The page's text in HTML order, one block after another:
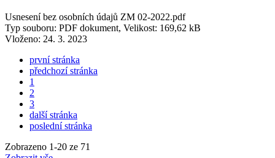
Usnesení bez osobních údajů ZM 02-2022.pdf
Typ souboru: PDF dokument, Velikost: 169,62 kB
Vloženo: 24. 3. 2023
první stránka
předchozí stránka
1
2
3
další stránka
poslední stránka
Zobrazeno 1-20 ze 71